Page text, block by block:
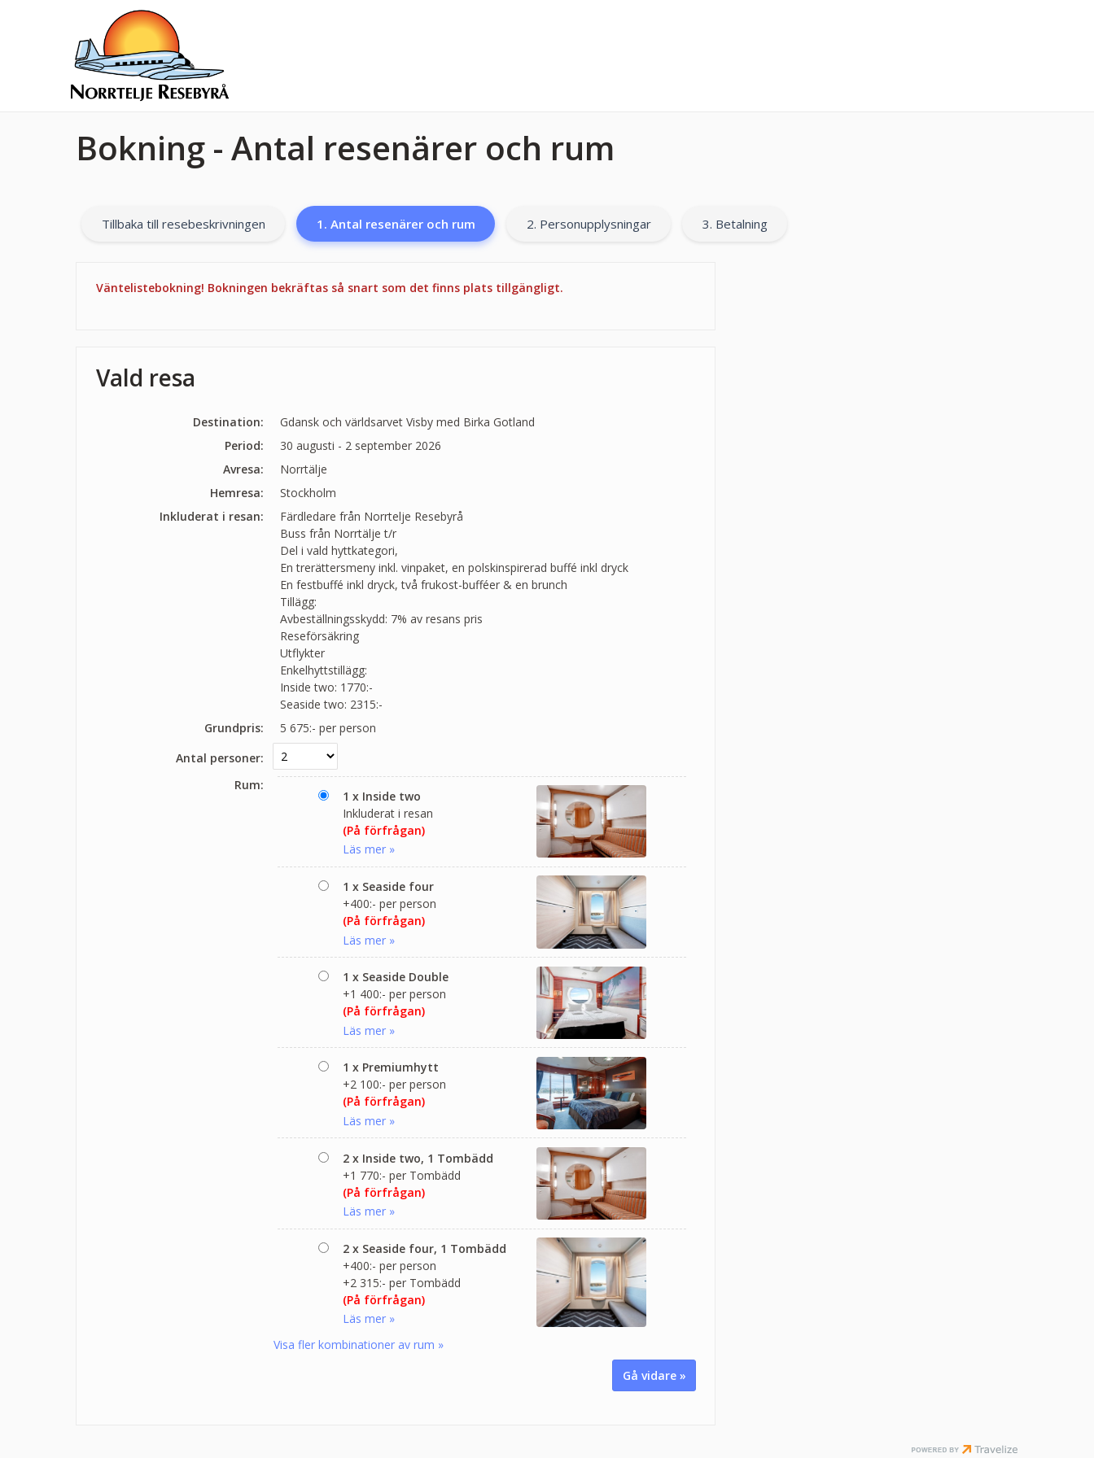
Bokning - Antal resenärer och rum
Tillbaka till resebeskrivningen 1. Antal resenärer och rum 2. Personupplysningar 3. Betalning
Väntelistebokning! Bokningen bekräftas så snart som det finns plats tillgängligt.
Vald resa
Destination:
Gdansk och världsarvet Visby med Birka Gotland
Period:
30 augusti - 2 september 2026
Avresa:
Norrtälje
Hemresa:
Stockholm
Inkluderat i resan:
Färdledare från Norrtelje Resebyrå
Buss från Norrtälje t/r
Del i vald hyttkategori,
En trerättersmeny inkl. vinpaket, en polskinspirerad buffé inkl dryck
En festbuffé inkl dryck, två frukost-bufféer & en brunch
Tillägg:
Avbeställningsskydd: 7% av resans pris
Reseförsäkring
Utflykter
Enkelhyttstillägg:
Inside two: 1770:-
Seaside two: 2315:-
Grundpris:
5 675:- per person
Antal personer:
Rum:
1 x Inside two
Inkluderat i resan
(På förfrågan)
Läs mer »
1 x Seaside four
+400:- per person
(På förfrågan)
Läs mer »
1 x Seaside Double
+1 400:- per person
(På förfrågan)
Läs mer »
1 x Premiumhytt
+2 100:- per person
(På förfrågan)
Läs mer »
2 x Inside two, 1 Tombädd
+1 770:- per Tombädd
(På förfrågan)
Läs mer »
2 x Seaside four, 1 Tombädd
+400:- per person
+2 315:- per Tombädd
(På förfrågan)
Läs mer »
Visa fler kombinationer av rum »